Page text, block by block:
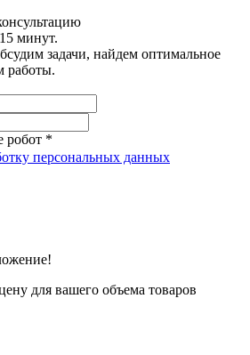
минут.
задачи, найдем оптимальное
работы.
робот *
персональных данных
для вашего объема товаров